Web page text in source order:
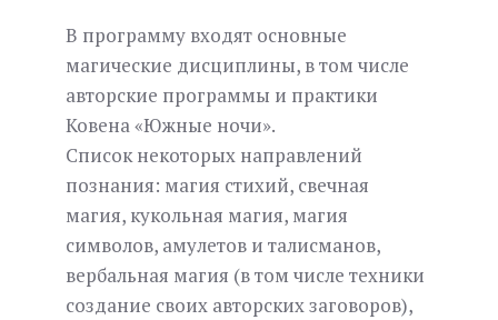
В программу входят основные
магические дисциплины, в том числе
авторские программы и практики
Ковена «Южные ночи».
Список некоторых направлений
познания: магия стихий, свечная
магия, кукольная магия, магия
символов, амулетов и талисманов,
вербальная магия (в том числе техники
создание своих авторских заговоров),